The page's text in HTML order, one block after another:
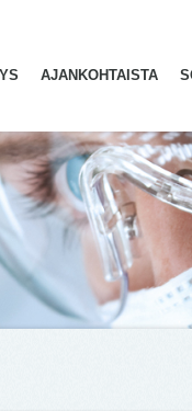
AJANKOHTAISTA